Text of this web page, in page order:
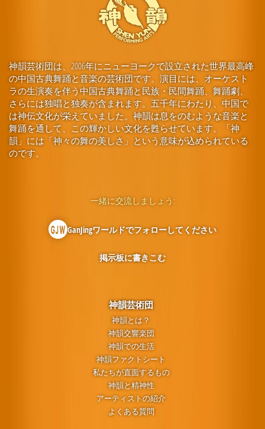
神韻芸術団は、2006年にニューヨークで設立された世界最高峰
の中国古典舞踊と音楽の芸術団です。演目には、オーケスト
ラの生演奏を伴う中国古典舞踊と民族・民間舞踊、舞踊劇、
さらには独唱と独奏が含まれます。五千年にわたり、中国で
は神伝文化が栄えていました。神韻は息をのむような音楽と
舞踊を通して、この輝かしい文化を甦らせています。「神
韻」には「神々の舞の美しさ」という意味が込められている
のです。
神韻芸術団
神韻とは？
神韻交響楽団
神韻での生活
神韻ファクトシート
私たちが直面するもの
神韻と精神性
アーティストの紹介
よくある質問
一緒に交流しましょう:
GanJingワールドでフォローしてください
掲示板に書きこむ